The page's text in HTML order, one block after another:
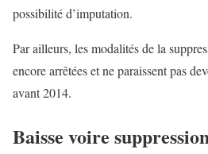
possibilité d’imputation.
Par ailleurs, les modalités de la
encore arrêtées et ne paraissent pas
avant 2014.
Baisse voire